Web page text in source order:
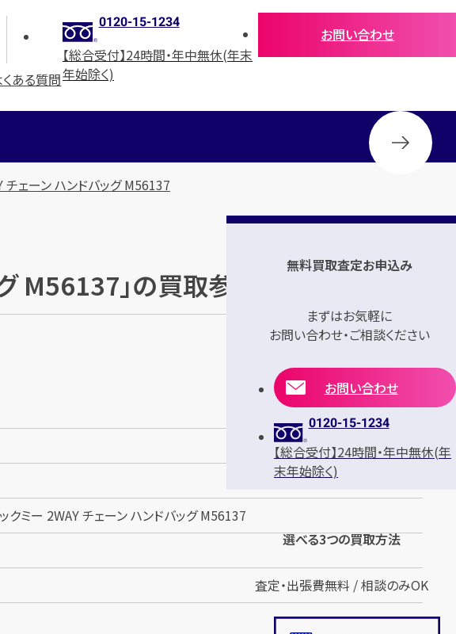
0120-15-1234
【総合受付】24時間・年中無休(年末
年始除く)
お問い合わせ
くある質問
チェーン ハンドバッグ M56137
M56137」の買取参考価格
クミー 2WAY チェーン ハンドバッグ M56137
無料買取査定お申込み
まずはお気軽に
お問い合わせ・ご相談ください
お問い合わせ
0120-15-1234
【総合受付】24時間・年中無休(年
末年始除く)
選べる3つの買取方法
査定・出張費無料 / 相談のみOK